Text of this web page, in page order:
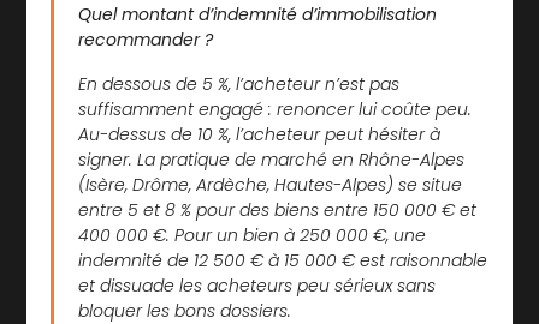
Quel montant d’indemnité d’immobilisation
recommander ?
En dessous de 5 %, l’acheteur n’est pas
suffisamment engagé : renoncer lui coûte peu.
Au-dessus de 10 %, l’acheteur peut hésiter à
signer. La pratique de marché en Rhône-Alpes
(Isère, Drôme, Ardèche, Hautes-Alpes) se situe
entre 5 et 8 % pour des biens entre 150 000 € et
400 000 €. Pour un bien à 250 000 €, une
indemnité de 12 500 € à 15 000 € est raisonnable
et dissuade les acheteurs peu sérieux sans
bloquer les bons dossiers.